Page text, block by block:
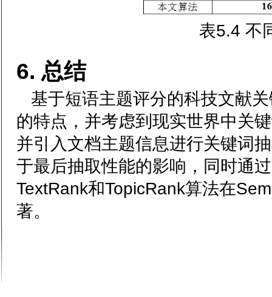
表5.4 不
6. 总结
基于短语主题评分的科技文献
的特点，并考虑到现实世界中关
并引入文档主题信息进行关键词
于最后抽取性能的影响，同时通
TextRank和TopicRank算法在
著。